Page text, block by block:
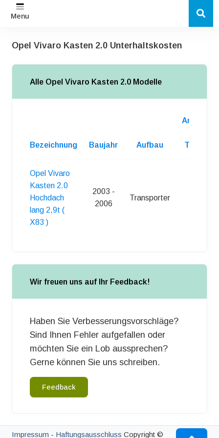
Menu
Opel Vivaro Kasten 2.0 Unterhaltskosten
Alle Opel Vivaro Kasten 2.0 Modelle
Bezeichnung Baujahr Aufbau
Anzahl
Turen
Opel Vivaro
Kasten 2.0
Hochdach
lang 2,9t (
X83 )
2003 -
2006
Transporter
Wir freuen uns auf Ihr Feedback!
Haben Sie Verbesserungsvorschläge?
Sind Ihnen Fehler aufgefallen oder
möchten Sie ein Lob aussprechen?
Gerne können Sie uns schreiben.
Feedback
Impressum - Haftungsausschluss Copyright ©